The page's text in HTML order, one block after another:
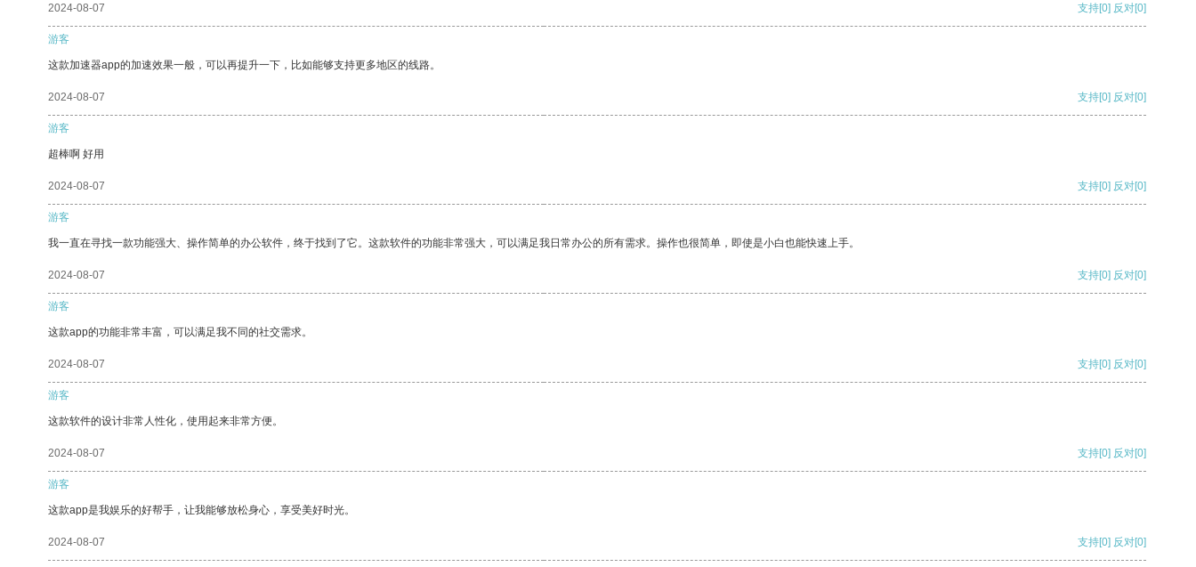
2024-08-07 支持[0] 反对[0]
游客
这款加速器app的加速效果一般，可以再提升一下，比如能够支持更多地区的线路。
2024-08-07 支持[0] 反对[0]
游客
超棒啊 好用
2024-08-07 支持[0] 反对[0]
游客
我一直在寻找一款功能强大、操作简单的办公软件，终于找到了它。这款软件的功能非常强大，可以满足我日常办公的所有需求。操作也很简单，即使是小白也能快速上手。
2024-08-07 支持[0] 反对[0]
游客
这款app的功能非常丰富，可以满足我不同的社交需求。
2024-08-07 支持[0] 反对[0]
游客
这款软件的设计非常人性化，使用起来非常方便。
2024-08-07 支持[0] 反对[0]
游客
这款app是我娱乐的好帮手，让我能够放松身心，享受美好时光。
2024-08-07 支持[0] 反对[0]